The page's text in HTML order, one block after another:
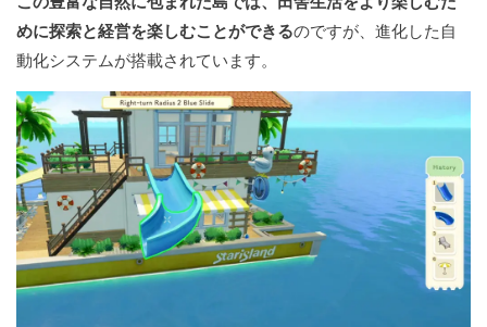
めに探索と経営を楽しむことができるのですが、進化した自
動化システムが搭載されています。